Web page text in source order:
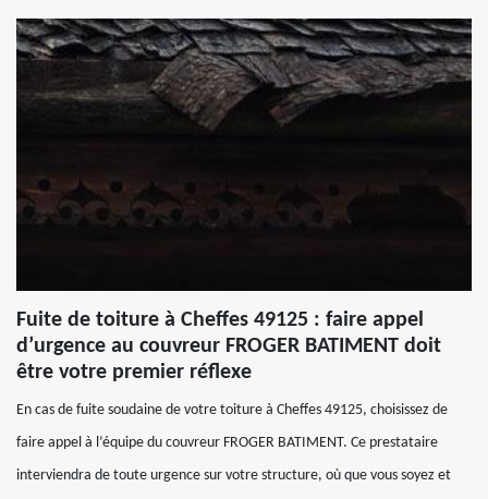
Fuite de toiture à Cheffes 49125 : faire appel
d’urgence au couvreur FROGER BATIMENT doit
être votre premier réflexe
En cas de fuite soudaine de votre toiture à Cheffes 49125, choisissez de
faire appel à l’équipe du couvreur FROGER BATIMENT. Ce prestataire
interviendra de toute urgence sur votre structure, où que vous soyez et